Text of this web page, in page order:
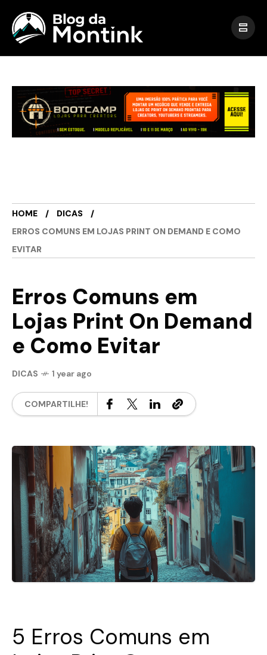
HOME
DICAS
ERROS COMUNS EM LOJAS PRINT ON DEMAND E COMO
EVITAR
Erros Comuns em
Lojas Print On Demand
e Como Evitar
DICAS 1 year ago
COMPARTILHE!
5 Erros Comuns em